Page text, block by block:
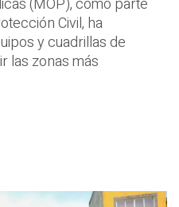
Civil, ha
y cuadrillas de
las zonas más